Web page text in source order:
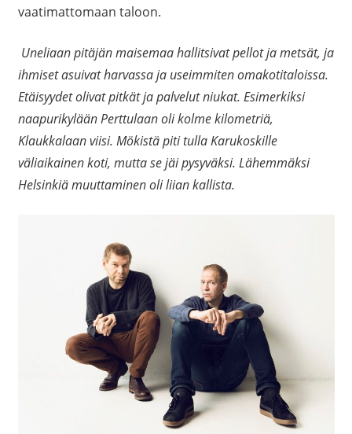
vaatimattomaan taloon.
Uneliaan pitäjän maisemaa hallitsivat pellot ja metsät, ja
ihmiset asuivat harvassa ja useimmiten omakotitaloissa.
Etäisyydet olivat pitkät ja palvelut niukat. Esimerkiksi
naapurikylään Perttulaan oli kolme kilometriä,
Klaukkalaan viisi. Mökistä piti tulla Karukoskille
väliaikainen koti, mutta se jäi pysyväksi. Lähemmäksi
Helsinkiä muuttaminen oli liian kallista.